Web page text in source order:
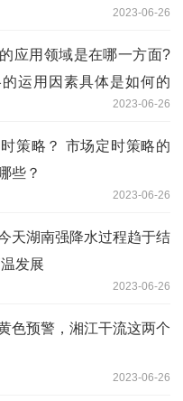
2023-06-26
应用领域是在哪一方面?
运用因素具体是如何的
2023-06-26
策略？ 市场定时策略的
些？
2023-06-26
天湖南强降水过程趋于结
发展
2023-06-26
色预警，湘江干流这两个
2023-06-26